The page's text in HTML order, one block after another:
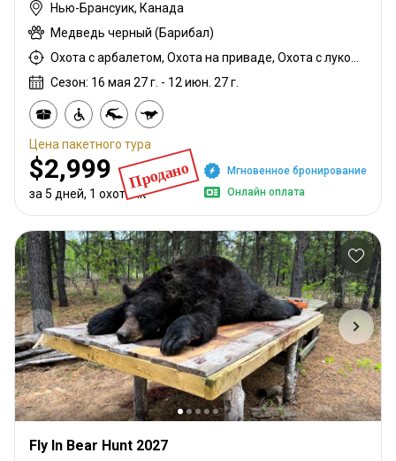
Нью-Брансуик, Канада
Медведь черный (Барибал)
Сезон: 16 мая 27 г. - 12 июн. 27 г.
Продано
Цена пакетного тура
$2,999
за 5 дней, 1 охотник
Мгновенное бронирование
Онлайн оплата
Fly In Bear Hunt 2027